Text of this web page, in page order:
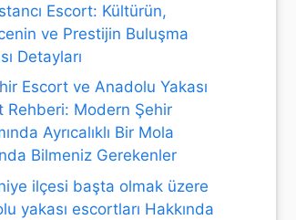
Escort: Kültürün,
ve Prestijin Buluşma
Detayları
Escort ve Anadolu Yakası
Rehberi: Modern Şehir
Ayrıcalıklı Bir Mola
Bilmeniz Gerekenler
ilçesi başta olmak üzere
yakası escortları Hakkında